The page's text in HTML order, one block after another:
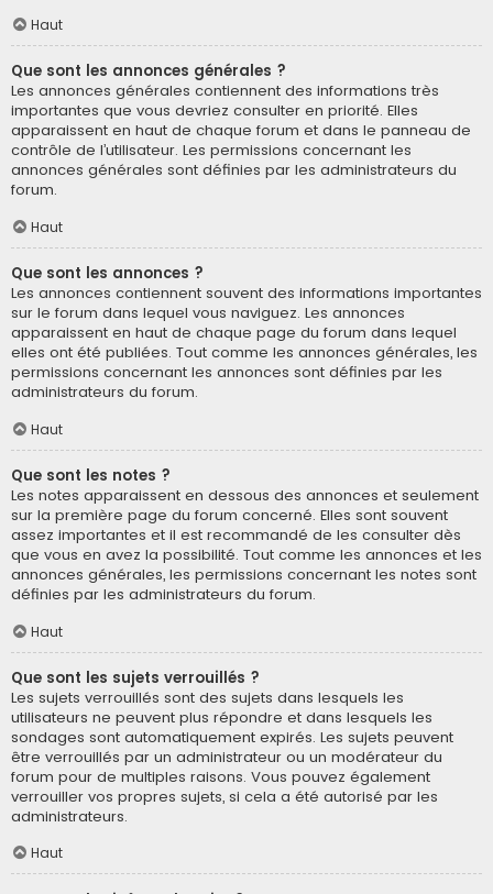
Haut
Que sont les annonces générales ?
Les annonces générales contiennent des informations très
importantes que vous devriez consulter en priorité. Elles
apparaissent en haut de chaque forum et dans le panneau de
contrôle de l’utilisateur. Les permissions concernant les
annonces générales sont définies par les administrateurs du
forum.
Haut
Que sont les annonces ?
Les annonces contiennent souvent des informations importantes
sur le forum dans lequel vous naviguez. Les annonces
apparaissent en haut de chaque page du forum dans lequel
elles ont été publiées. Tout comme les annonces générales, les
permissions concernant les annonces sont définies par les
administrateurs du forum.
Haut
Que sont les notes ?
Les notes apparaissent en dessous des annonces et seulement
sur la première page du forum concerné. Elles sont souvent
assez importantes et il est recommandé de les consulter dès
que vous en avez la possibilité. Tout comme les annonces et les
annonces générales, les permissions concernant les notes sont
définies par les administrateurs du forum.
Haut
Que sont les sujets verrouillés ?
Les sujets verrouillés sont des sujets dans lesquels les
utilisateurs ne peuvent plus répondre et dans lesquels les
sondages sont automatiquement expirés. Les sujets peuvent
être verrouillés par un administrateur ou un modérateur du
forum pour de multiples raisons. Vous pouvez également
verrouiller vos propres sujets, si cela a été autorisé par les
administrateurs.
Haut